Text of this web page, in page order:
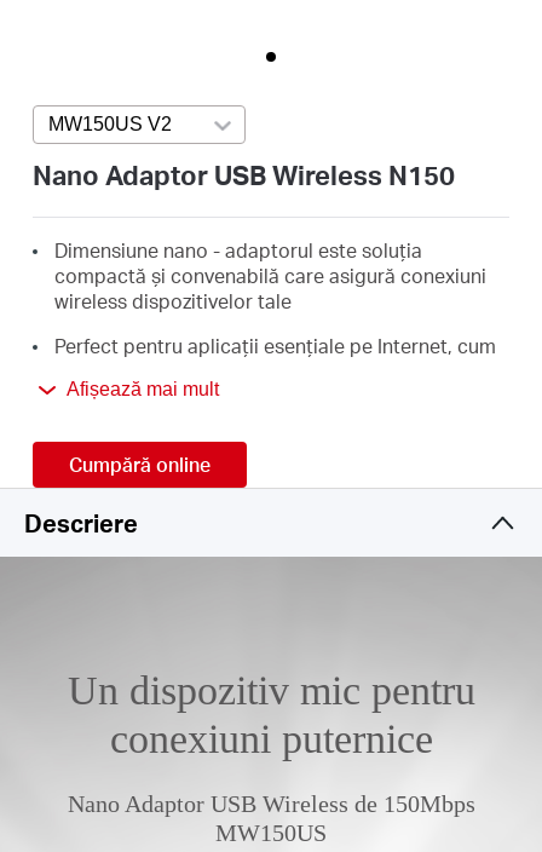
MW150US V2 Press enter to open version list
Nano Adaptor USB Wireless N150
Dimensiune nano - adaptorul este soluția
compactă și convenabilă care asigură conexiuni
wireless dispozitivelor tale
Perfect pentru aplicații esențiale pe Internet, cum
3 ani garanție
Afișează mai mult
Cumpără online
Descriere
Un dispozitiv mic pentru
conexiuni puternice
Nano Adaptor USB Wireless de 150Mbps
MW150US